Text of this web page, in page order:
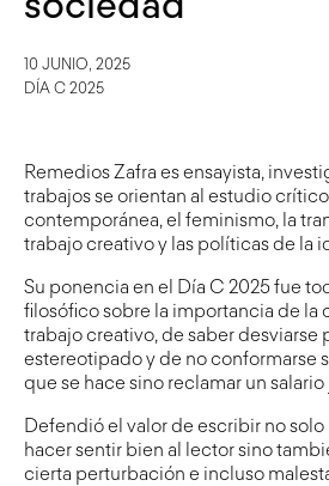
10 JUNIO, 2025
DÍA C 2025
Remedios Zafra es ensayista,
trabajos se orientan al estudio
contemporánea, el feminismo, la
trabajo creativo y las políticas de la
Su ponencia en el Día C 2025 fue
filosófico sobre la importancia de la
trabajo creativo, de saber desviarse
estereotipado y de no conformarse
que se hace sino reclamar un
Defendió el valor de escribir no
hacer sentir bien al lector sino
cierta perturbación e incluso